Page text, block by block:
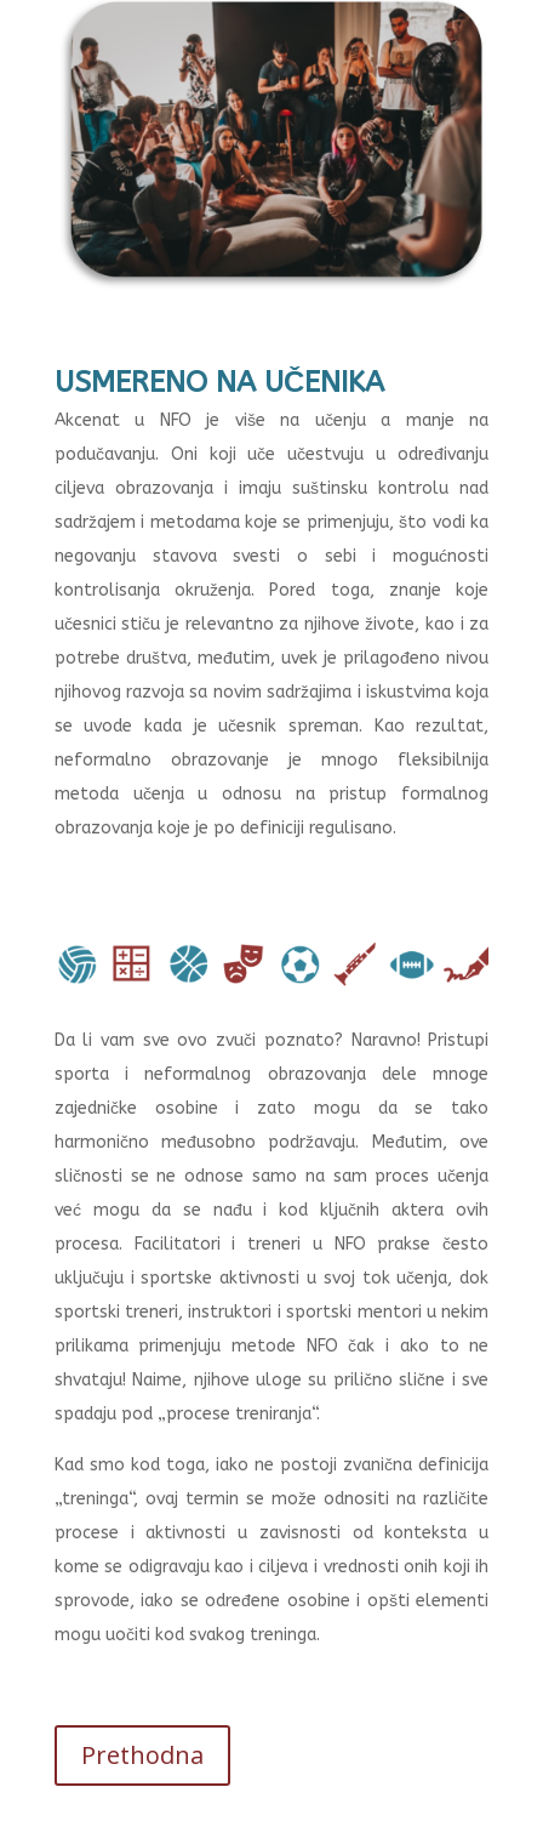
USMERENO NA UČENIKA
Akcenat u NFO je više na učenju a manje na
podučavanju. Oni koji uče učestvuju u određivanju
ciljeva obrazovanja i imaju suštinsku kontrolu nad
sadržajem i metodama koje se primenjuju, što vodi ka
negovanju stavova svesti o sebi i mogućnosti
kontrolisanja okruženja. Pored toga, znanje koje
učesnici stiču je relevantno za njihove živote, kao i za
potrebe društva, međutim, uvek je prilagođeno nivou
njihovog razvoja sa novim sadržajima i iskustvima koja
se uvode kada je učesnik spreman. Kao rezultat,
neformalno obrazovanje je mnogo fleksibilnija
metoda učenja u odnosu na pristup formalnog
obrazovanja koje je po definiciji regulisano.
Da li vam sve ovo zvuči poznato? Naravno! Pristupi
sporta i neformalnog obrazovanja dele mnoge
zajedničke osobine i zato mogu da se tako
harmonično međusobno podržavaju. Međutim, ove
sličnosti se ne odnose samo na sam proces učenja
već mogu da se nađu i kod ključnih aktera ovih
procesa. Facilitatori i treneri u NFO prakse često
uključuju i sportske aktivnosti u svoj tok učenja, dok
sportski treneri, instruktori i sportski mentori u nekim
prilikama primenjuju metode NFO čak i ako to ne
shvataju! Naime, njihove uloge su prilično slične i sve
spadaju pod „procese treniranja“.
Kad smo kod toga, iako ne postoji zvanična definicija
„treninga“, ovaj termin se može odnositi na različite
procese i aktivnosti u zavisnosti od konteksta u
kome se odigravaju kao i ciljeva i vrednosti onih koji ih
sprovode, iako se određene osobine i opšti elementi
mogu uočiti kod svakog treninga.
Prethodna